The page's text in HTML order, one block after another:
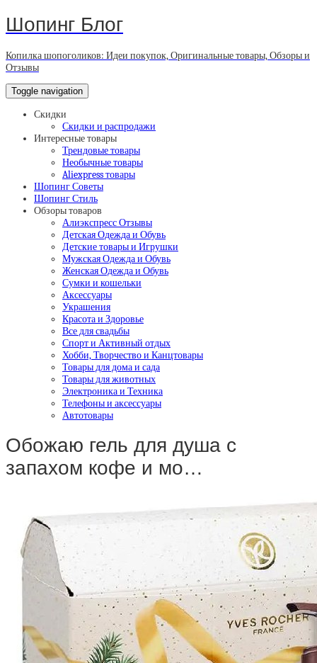
Шопинг Блог
Копилка шопоголиков: Идеи покупок, Оригинальные товары, Обзоры и
Отзывы
Toggle navigation
Скидки
Скидки и распродажи
Интересные товары
Трендовые товары
Необычные товары
Aliexpress товары
Шопинг Советы
Шопинг Стиль
Обзоры товаров
Алиэкспресс Отзывы
Детская Одежда и Обувь
Детские товары и Игрушки
Мужская Одежда и Обувь
Женская Одежда и Обувь
Сумки и кошельки
Аксессуары
Украшения
Красота и Здоровье
Все для свадьбы
Спорт и Активный отдых
Хобби, Творчество и Канцтовары
Товары для дома и сада
Товары для животных
Электроника и Техника
Телефоны и аксессуары
Автотовары
Обожаю гель для душа с
запахом кофе и мо…